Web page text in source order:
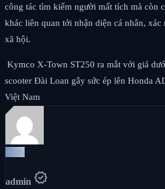
công tác tìm kiếm người mất tích mà còn
khác liên quan tới nhận diện cá nhân,
xã hội.
Kymco X-Town ST250 ra mắt với giá
scooter Đài Loan gây sức ép lên Honda
Việt Nam
Auth
admin verified